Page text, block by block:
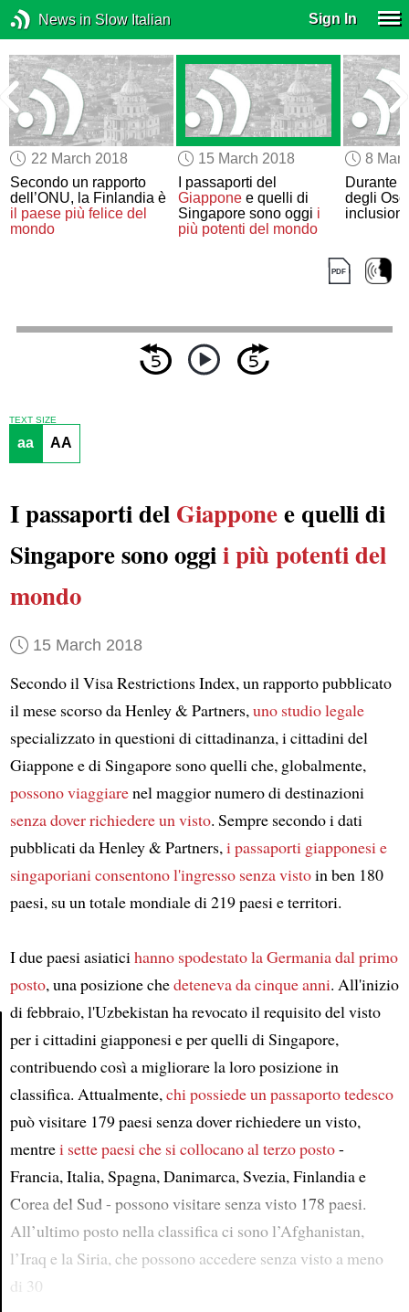
News in Slow Italian Sign In
22 March 2018
Secondo un rapporto
dell’ONU, la Finlandia è
il paese più felice del
mondo
15 March 2018
I passaporti del
Giapponee quelli di
Singapore sono oggi i
più potenti del mondo
8
Durante
degli
Article
TEXT SIZE
aa AA
I passaporti del Giapponee quelli di
Singapore sono oggii più potenti del
mondo
15 March 2018
Secondo il Visa Restrictions Index, un rapporto pubblicato
il mese scorso da Henley & Partners,uno studio legale
specializzato in questioni di cittadinanza, i cittadini del
Giappone e di Singapore sono quelli che, globalmente,
possono viaggiarenel maggior numero di destinazioni
senza dover richiedere un visto. Sempre secondo i dati
pubblicati da Henley & Partners,i passaporti giapponesi e
singaporianiconsentono l'ingresso senza vistoin ben 180
paesi, su un totale mondiale di 219 paesi e territori.
I due paesi asiaticihanno spodestato la Germania dal primo
posto, una posizione chedeteneva da cinque anni. All'inizio
di febbraio, l'Uzbekistan ha revocato il requisito del visto
per i cittadini giapponesi e per quelli di Singapore,
contribuendo così a migliorare la loro posizione in
classifica. Attualmente,chi possiede un passaporto tedesco
può visitare 179 paesi senza dover richiedere un visto,
mentrei sette paesi che si collocano al terzo posto-
Francia, Italia, Spagna, Danimarca, Svezia, Finlandia e
Corea del Sud - possono visitare senza visto 178 paesi.
All’ultimo posto nella classifica ci sono l’Afghanistan,
l’Iraq e la Siria, che possono accedere senza visto a meno
di 30